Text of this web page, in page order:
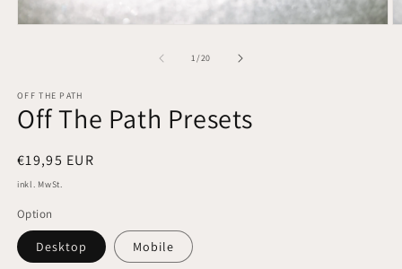
1/von
20
OFF THE PATH
Off The Path Presets
Normaler
Preis
€19,95 EUR
inkl. MwSt.
Option
Desktop Mobile